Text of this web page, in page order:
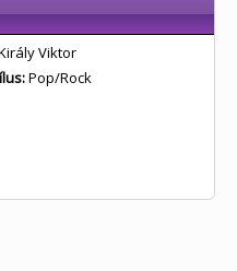
Viktor
Pop/Rock